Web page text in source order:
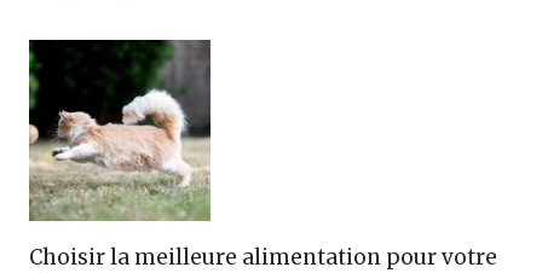
Choisir la meilleure alimentation pour votre